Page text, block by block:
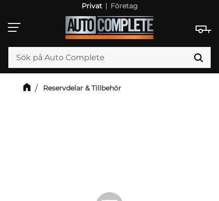
Meny
Privat Företag
Reservdelar & Tillbehör